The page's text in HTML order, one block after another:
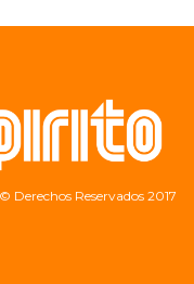
© Derechos Reservados 2017